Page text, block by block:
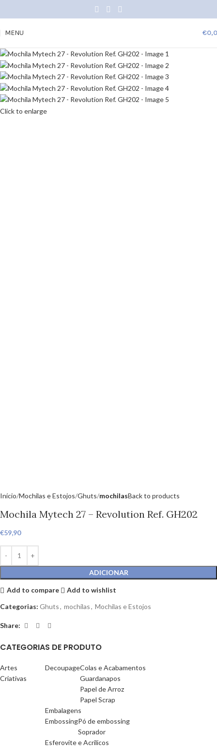
MENU €
Click to enlarge
Início Mochilas e Estojos Ghuts mochilasBack to products
Mochila Mytech 27 – Revolution Ref. GH202
€59,90
ADICIONAR
Add to compare
Add to wishlist
Categorias: Ghuts, mochilas, Mochilas e Estojos
Share:
CATEGORIAS DE PRODUTO
Artes
Criativas
DecoupageColas e Acabamentos
Guardanapos
Papel de Arroz
Papel Scrap
Embalagens
EmbossingPó de embossing
Soprador
Esferovite e Acrilicos